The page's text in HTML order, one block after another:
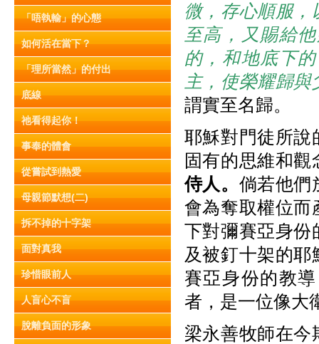
「唔執輸」的心態
如何活在當下？
「理所當然」的付出
底線
祂看得起你！
事奉的體會
從嘗試到熱愛
母親節默想(二)
拆不掉的十字架
面對真我
珍惜眼前人
人盲心不盲
脫離負面的形象
微，存心順服
至高，又賜給
的，和地底下
主，使榮耀歸與
謂實至名歸。
耶穌對門徒所說
固有的思維和觀
侍人。 倘若他們
會為奪取權位而
下對彌賽亞身份
及被釘十架的
賽亞身份的教
者，是一位像大
梁永善牧師在今